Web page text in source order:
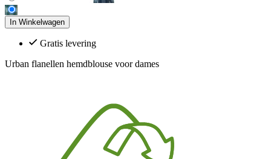
In Winkelwagen
Gratis levering
Urban flanellen hemdblouse voor dames